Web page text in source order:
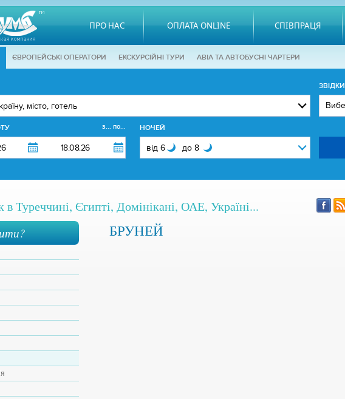
ПРО НАС ОПЛАТА ONLINE СПІВПРАЦЯ
ЄВРОПЕЙСЬКІ ОПЕРАТОРИ EКСКУРСІЙНІ ТУРИ АВІА ТА АВТОБУСНІ ЧАРТЕРИ
з... по... НОЧЕЙ
ЗВІДКИ
в Туреччині, Єгипті, Домінікані, ОАЕ, Україні...
БРУНЕЙ